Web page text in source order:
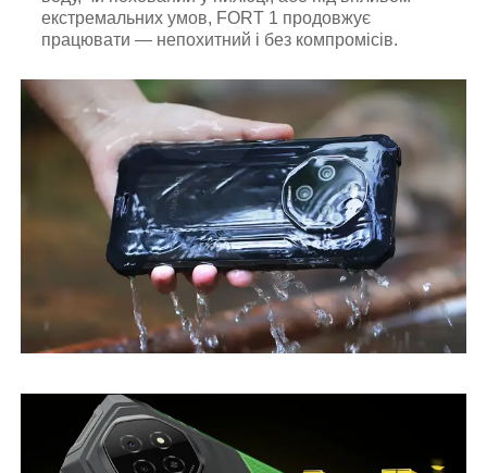
екстремальних умов, FORT 1 продовжує
працювати — непохитний і без компромісів.